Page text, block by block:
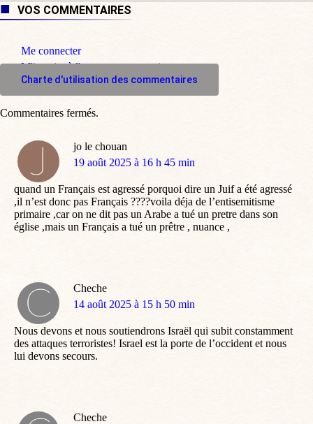
VOS COMMENTAIRES
Me connecter
M'inscrire à l'espace commentaire
Charte d'utilisation des commentaires
jo le chouan
dit
19 août 2025 à 16 h 45 min
quand un Français est agressé porquoi dire un Juif a été agressé
,il n’est donc pas Français ????voila déja de l’entisemitisme
primaire ,car on ne dit pas un Arabe a tué un pretre dans son
église ,mais un Français a tué un prêtre , nuance ,
Cheche
dit
14 août 2025 à 15 h 50 min
Nous devons et nous soutiendrons Israël qui subit constamment
des attaques terroristes! Israel est la porte de l’occident et nous
lui devons secours.
Cheche
Commentaires fermés.